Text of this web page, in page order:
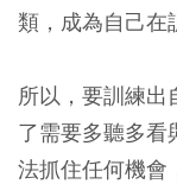
類，成為自己在
所以，要訓練出
了需要多聽多看
法抓住任何機會